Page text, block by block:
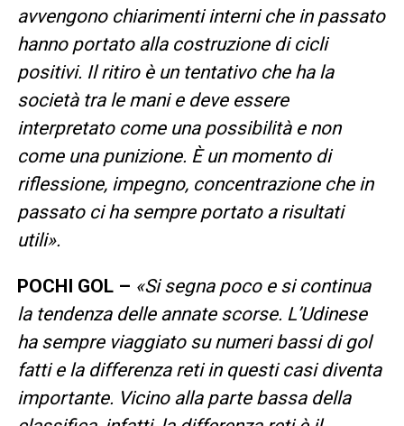
avvengono chiarimenti interni che in passato
hanno portato alla costruzione di cicli
positivi. Il ritiro è un tentativo che ha la
società tra le mani e deve essere
interpretato come una possibilità e non
come una punizione. È un momento di
riflessione, impegno, concentrazione che in
passato ci ha sempre portato a risultati
utili».
POCHI GOL – «Si segna poco e si continua
la tendenza delle annate scorse. L’Udinese
ha sempre viaggiato su numeri bassi di gol
fatti e la differenza reti in questi casi diventa
importante. Vicino alla parte bassa della